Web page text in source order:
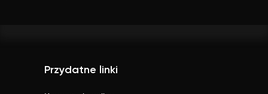
Przydatne linki